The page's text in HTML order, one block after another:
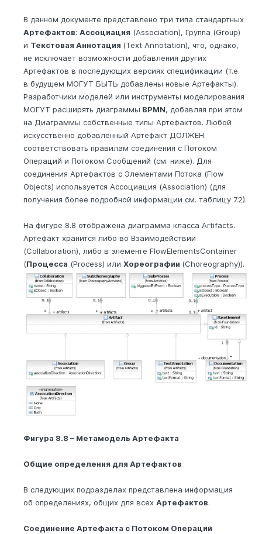
В данном документе представлено три типа стандартных
Артефактов: Ассоциация (Association), Группа (Group)
и Текстовая Аннотация (Text Annotation), что, однако,
не исключает возможности добавления других
Артефактов в последующих версиях спецификации (т.е.
в будущем МОГУТ БЫТЬ добавлены новые Артефакты).
Разработчики моделей или инструменты моделирования
МОГУТ расширять диаграммы BPMN, добавляя при этом
на Диаграммы собственные типы Артефактов. Любой
искусственно добавленный Артефакт ДОЛЖЕН
соответствовать правилам соединения с Потоком
Операций и Потоком Сообщений (см. ниже). Для
соединения Артефактов с Элементами Потока (Flow
Objects) используется Ассоциация (Association) (для
получения более подробной информации см. таблицу 7.2).
На фигуре 8.8 отображена диаграмма класса Artifacts.
Артефакт хранится либо во Взаимодействии
(Collaboration), либо в элементе FlowElementsContainer
(Процесса (Process) или Хореографии (Choreography)).
Фигура 8.8 – Метамодель Артефакта
Общие определения для Артефактов
В следующих подразделах представлена информация
об определениях, общих для всех Артефактов.
Соединение Артефакта с Потоком Операций